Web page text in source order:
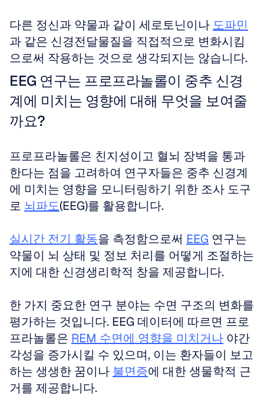
다른 정신과 약물과 같이 세로토닌이나 도파민
과 같은 신경전달물질을 직접적으로 변화시킴
으로써 작용하는 것으로 생각되지는 않습니다.
EEG 연구는 프로프라놀롤이 중추 신경
계에 미치는 영향에 대해 무엇을 보여줄
까요?
프로프라놀롤은 친지성이고 혈뇌 장벽을 통과
한다는 점을 고려하여 연구자들은 중추 신경계
에 미치는 영향을 모니터링하기 위한 조사 도구
로 뇌파도(EEG)를 활용합니다.
실시간 전기 활동을 측정함으로써 EEG 연구는
약물이 뇌 상태 및 정보 처리를 어떻게 조절하는
지에 대한 신경생리학적 창을 제공합니다.
한 가지 중요한 연구 분야는 수면 구조의 변화를
평가하는 것입니다. EEG 데이터에 따르면 프로
프라놀롤은 REM 수면에 영향을 미치거나 야간
각성을 증가시킬 수 있으며, 이는 환자들이 보고
하는 생생한 꿈이나 불면증에 대한 생물학적 근
거를 제공합니다.